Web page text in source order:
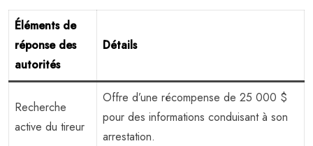
Éléments de
réponse des
autorités
Détails
Recherche
active du tireur
Offre d’une récompense de 25 000 $
pour des informations conduisant à son
arrestation.